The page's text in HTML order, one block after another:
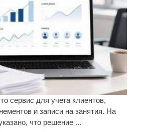
сервис для учета клиентов,
и записи на занятия. На
что решение ...